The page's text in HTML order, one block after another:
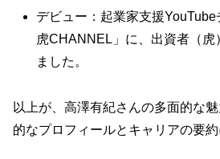
デビュー：起業家支援
虎CHANNEL」に、出資者（虎
ました。
以上が、高澤有紀さんの多面的な
的なプロフィールとキャリアの要約